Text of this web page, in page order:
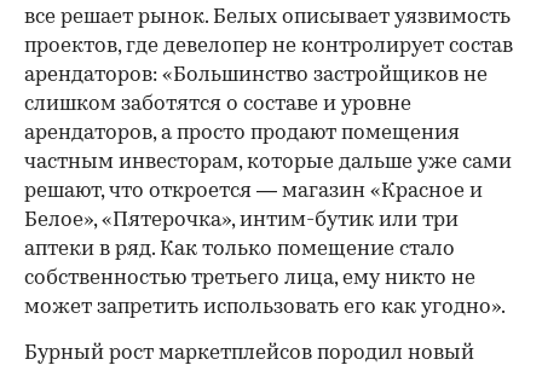
все решает рынок. Белых описывает уязвимость
проектов, где девелопер не контролирует состав
арендаторов: «Большинство застройщиков не
слишком заботятся о составе и уровне
арендаторов, а просто продают помещения
частным инвесторам, которые дальше уже сами
решают, что откроется — магазин «Красное и
Белое», «Пятерочка», интим-бутик или три
аптеки в ряд. Как только помещение стало
собственностью третьего лица, ему никто не
может запретить использовать его как угодно».
Бурный рост маркетплейсов породил новый